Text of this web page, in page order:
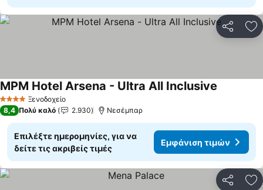
4 ΑστέριαΞενοδοχείο
MPM Hotel Arsena - Ultra All Inclusive
8,4 Πολύ καλό 2.930 Νεσέμπαρ
Επιλέξτε ημερομηνίες, για να
δείτε τις ακριβείς τιμές
Εμφάνιση τιμών